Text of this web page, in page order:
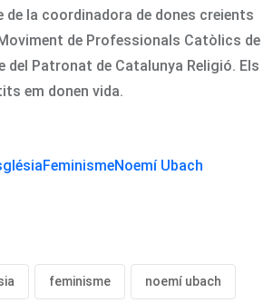
de la coordinadora de dones creients
de Professionals Catòlics de
del Patronat de Catalunya Religió. Els
em donen vida.
FeminismeNoemí Ubach
feminisme noemí ubach